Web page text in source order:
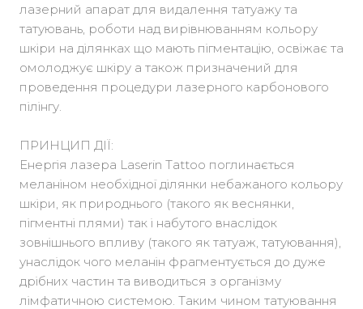
лазерний апарат для видалення татуажу та
татуювань, роботи над вирівнюванням кольору
шкіри на ділянках що мають пігментацію, освіжає та
омолоджує шкіру а також призначений для
проведення процедури лазерного карбонового
пілінгу.
ПРИНЦИП ДІЇ:
Енергія лазера Laserin Tattoo поглинається
меланіном необхідної ділянки небажаного кольору
шкіри, як природнього (такого як веснянки,
пігментні плями) так і набутого внаслідок
зовнішнього впливу (такого як татуаж, татуювання),
унаслідок чого меланін фрагментується до дуже
дрібних частин та виводиться з організму
лімфатичною системою. Таким чином татуювання